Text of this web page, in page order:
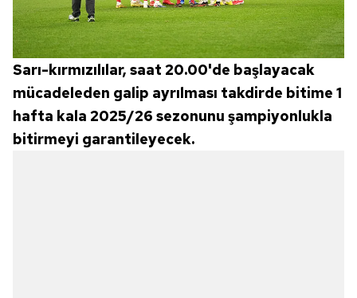
Sarı-kırmızılılar, saat 20.00'de başlayacak
mücadeleden galip ayrılması takdirde bitime 1
hafta kala 2025/26 sezonunu şampiyonlukla
bitirmeyi garantileyecek.